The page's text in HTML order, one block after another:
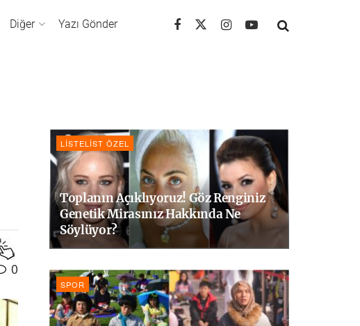
Diğer Yazı Gönder
0
LISTELIST ÖZEL
Toplanın Açıklıyoruz! Göz Renginiz
Genetik Mirasınız Hakkında Ne
Söylüyor?
SPOR